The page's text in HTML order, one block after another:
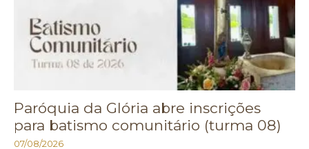
Paróquia da Glória abre inscrições
para batismo comunitário (turma 08)
07/08/2026